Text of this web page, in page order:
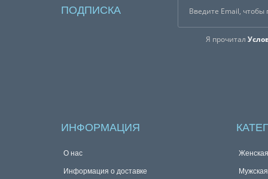
ПОДПИСКА
Я прочитал
ИНФОРМАЦИЯ
О нас
Информация о доставке